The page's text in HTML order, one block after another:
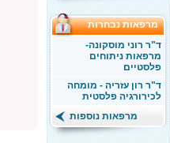
מרפאות נבחרות
ד"ר רוני מוסקונה-
מרפאות ניתוחים
פלסטיים
ד"ר רון עזריה - מומחה
לכירורגיה פלסטית
מרפאות נוספות